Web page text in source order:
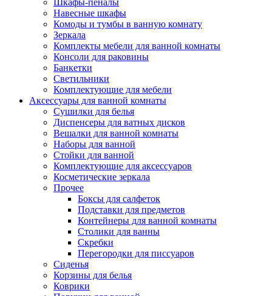
Шкафы-пеналы
Навесные шкафы
Комоды и тумбы в ванную комнату
Зеркала
Комплекты мебели для ванной комнаты
Консоли для раковины
Банкетки
Светильники
Комплектующие для мебели
Аксессуары для ванной комнаты
Сушилки для белья
Диспенсеры для ватных дисков
Вешалки для ванной комнаты
Наборы для ванной
Стойки для ванной
Комплектующие для аксессуаров
Косметические зеркала
Прочее
Боксы для салфеток
Подставки для предметов
Контейнеры для ванной комнаты
Столики для ванны
Скребки
Перегородки для писсуаров
Сиденья
Корзины для белья
Коврики